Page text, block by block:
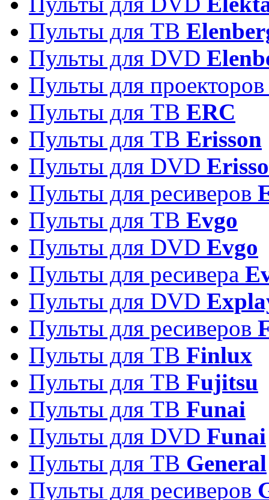
Пульты для ТВ
Пульты для DVD
Пульты для
Пульты для ТВ ERC
Пульты для ТВ Erisson
Пульты для DVD
Пульты для ресиверов
Пульты для ТВ Evgo
Пульты для DVD Evgo
Пульты для ресивера
Пульты для DVD
Пульты для ресиверов
Пульты для ТВ Finlux
Пульты для ТВ Fujitsu
Пульты для ТВ Funai
Пульты для DVD Funai
Пульты для ТВ General
Пульты для ресиверов